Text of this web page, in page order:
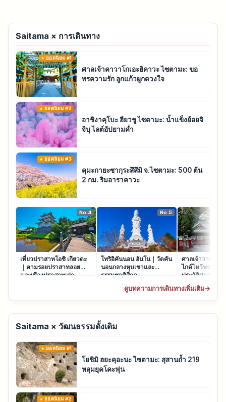
Saitama × การเดินทาง
ยอดนิยม #1
ศาลเจ้าคาวาโกเอะฮิคาวะ ไซตามะ: ขอ
พรความรัก ลูกแก้วผูกดวงใจ
ยอดนิยม #2
อาชิงาคุโบะ ฮียวชู ไซตามะ: น้ำแข็งย้อยจิ
จิบุ ไลต์อัปยามค่ำ
ยอดนิยม #3
คุมะกายะซากุระสึสึมิ จ.ไซตามะ: 500 ต้น
2 กม. ริมอาราคาวะ
No.4
เที่ยวปราสาทโอชิ เกียวดะ
｜ตามรอยปราสาทลอยน้ำ
และเมืองปราสาทเก่า
No.5
โทริอิคันนอน ฮันโน｜วัดคัน
นอนกลางหุบเขาและ
ธรรมชาติสี่ฤดู
ศาลเจ้าวาชิโนมิ
ไกด์ไหว้พระครั้ง
ประวัติศาสตร์แล
ดูบทความการเดินทางเพิ่มเติม→
Saitama × วัฒนธรรมดั้งเดิม
ยอดนิยม #1
โยชิมิ ฮยะคุอะนะ ไซตามะ: สุสานถ้ำ 219
หลุมยุคโคะฟุน
ยอดนิยม #2